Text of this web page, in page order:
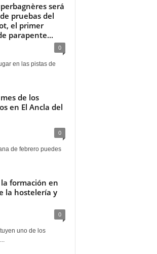
será
pruebas del
el primer
parapente...
0
en las pistas de
de los
en El Ancla del
0
de febrero puedes
formación en
la hostelería y
0
uno de los